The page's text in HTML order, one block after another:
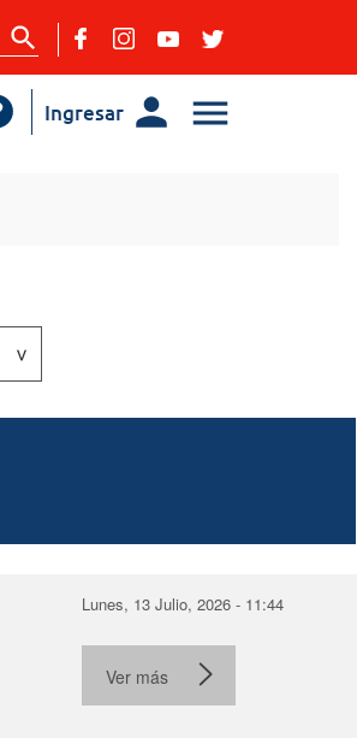
Ingresar
Lunes, 13 Julio, 2026 - 11:44
Ver más